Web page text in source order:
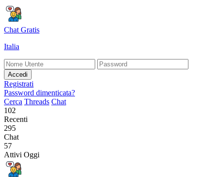
Chat Gratis
Italia
Accedi
Registrati
Password dimenticata?
Cerca Threads Chat
102
Recenti
295
Chat
57
Attivi Oggi